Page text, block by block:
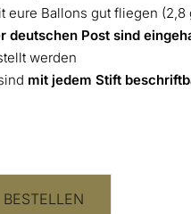
eure Ballons gut fliegen (2,8
deutschen Post sind
werden
mit jedem Stift
BESTELLEN